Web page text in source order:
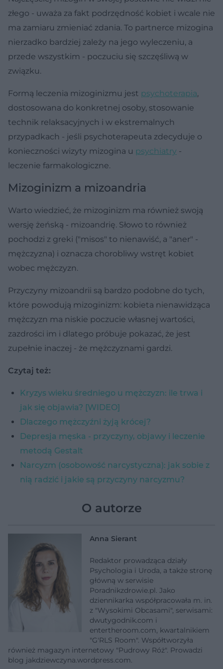
złego - uważa za fakt podrzędność kobiet i wcale nie
ma zamiaru zmieniać zdania. To partnerce mizogina
nierzadko bardziej zależy na jego wyleczeniu, a
przede wszystkim - poczuciu się szczęśliwą w
związku.
Formą leczenia mizoginizmu jest psychoterapia,
dostosowana do konkretnej osoby, stosowanie
technik relaksacyjnych i w ekstremalnych
przypadkach - jeśli psychoterapeuta zdecyduje o
konieczności wizyty mizogina u psychiatry -
leczenie farmakologiczne.
Mizoginizm a mizoandria
Warto wiedzieć, że mizoginizm ma również swoją
wersję żeńską - mizoandrię. Słowo to również
pochodzi z greki ("misos" to nienawiść, a "aner" -
mężczyzna) i oznacza chorobliwy wstręt kobiet
wobec mężczyzn.
Przyczyny mizoandrii są bardzo podobne do tych,
które powodują mizoginizm: kobieta nienawidząca
mężczyzn ma niskie poczucie własnej wartości,
zazdrości im i dlatego próbuje pokazać, że jest
zupełnie inaczej - że mężczyznami gardzi.
Czytaj też:
Kryzys wieku średniego u mężczyzn: ile trwa i
jak się objawia? [WIDEO]
Dlaczego mężczyźni żyją krócej?
Depresja męska - przyczyny, objawy i leczenie
metodą Gestalt
Narcyzm (osobowość narcystyczna): jak sobie z
nią radzić i jakie są przyczyny narcyzmu?
O autorze
Anna Sierant
Redaktor prowadząca działy
Psychologia i Uroda, a także stronę
główną w serwisie
Poradnikzdrowie.pl. Jako
dziennikarka współpracowała m. in.
z "Wysokimi Obcasami", serwisami:
dwutygodnik.com i
entertheroom.com, kwartalnikiem
"G'RLS Room". Współtworzyła
również magazyn internetowy "Pudrowy Róż". Prowadzi
blog jakdziewczyna.wordpress.com.